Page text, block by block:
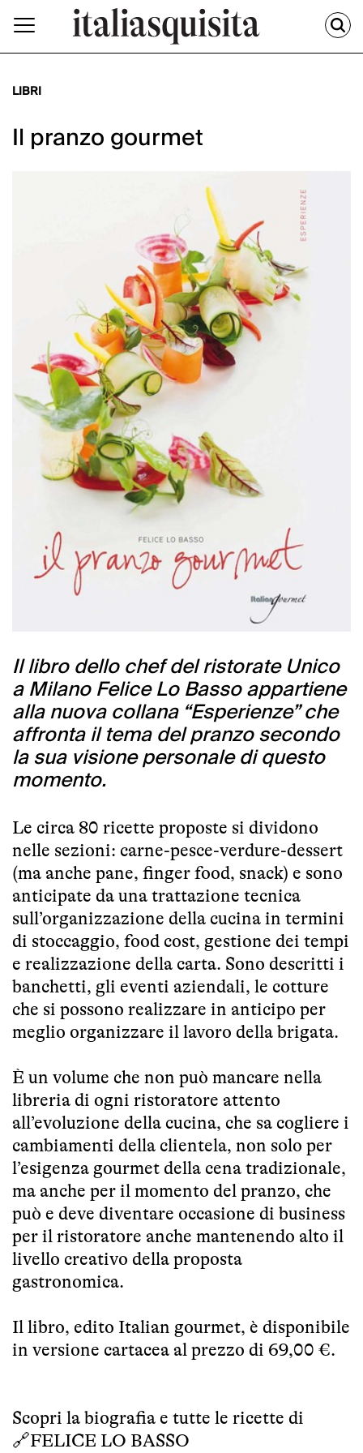
LIBRI
Il pranzo gourmet
Il libro dello chef del ristorate Unico
a Milano Felice Lo Basso appartiene
alla nuova collana “Esperienze” che
affronta il tema del pranzo secondo
la sua visione personale di questo
momento.
Le circa 80 ricette proposte si dividono
nelle sezioni: carne-pesce-verdure-dessert
(ma anche pane, finger food, snack) e sono
anticipate da una trattazione tecnica
sull’organizzazione della cucina in termini
di stoccaggio, food cost, gestione dei tempi
e realizzazione della carta. Sono descritti i
banchetti, gli eventi aziendali, le cotture
che si possono realizzare in anticipo per
meglio organizzare il lavoro della brigata.
È un volume che non può mancare nella
libreria di ogni ristoratore attento
all’evoluzione della cucina, che sa cogliere i
cambiamenti della clientela, non solo per
l’esigenza gourmet della cena tradizionale,
ma anche per il momento del pranzo, che
può e deve diventare occasione di business
per il ristoratore anche mantenendo alto il
livello creativo della proposta
gastronomica.
Il libro, edito Italian gourmet, è disponibile
in versione cartacea al prezzo di 69,00 €.
Scopri la biografia e tutte le ricette di
🔗FELICE LO BASSO